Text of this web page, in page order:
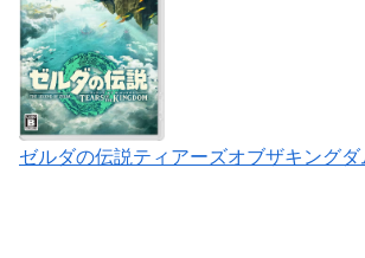
ゼルダの伝説ティアーズオブザキングダ